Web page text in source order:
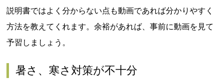
説明書ではよく分からない点も動画であれば分かりやすく
方法を教えてくれます。余裕があれば、事前に動画を見て
予習しましょう。
暑さ、寒さ対策が不十分